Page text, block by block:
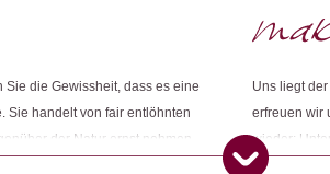
Kategorien:
die Gewissheit, dass es eine
Sie handelt von fair entlöhnten
der Natur ernst nehmen.
Uns liegt
erfreuen wir
wieder: